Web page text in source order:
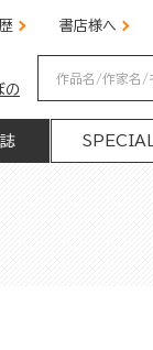
書店様へ
の
SPECIAL